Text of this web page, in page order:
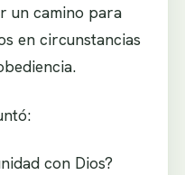
un camino para
en circunstancias
con Dios?